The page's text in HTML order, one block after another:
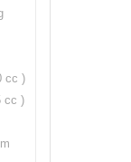
cc )
cc )